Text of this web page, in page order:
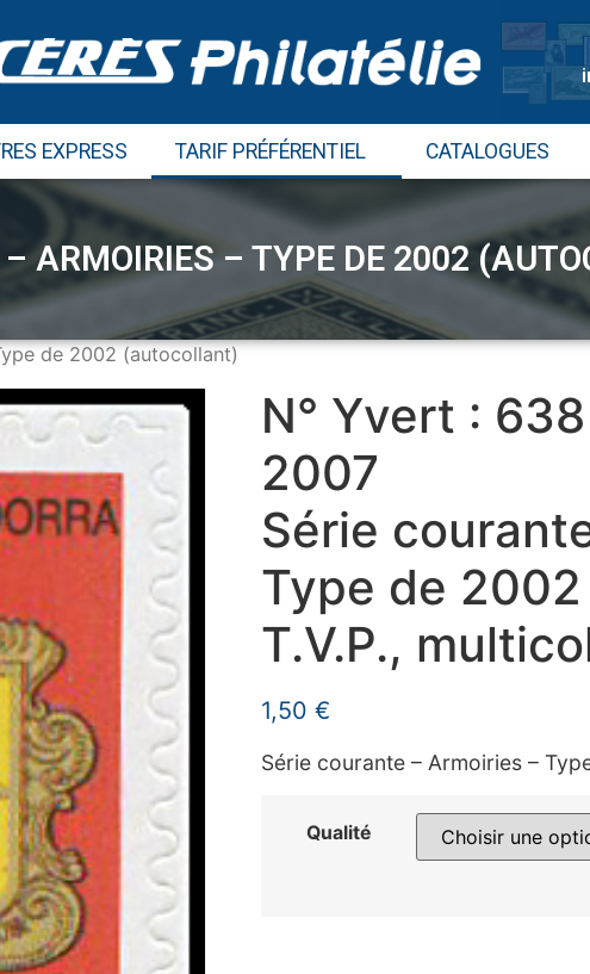
EXPRESS TARIF PRÉFÉRENTIEL CATALOGUES
– ARMOIRIES – TYPE DE 2002
de 2002 (autocollant)
N° Yvert :
2007
Série
Type de
T.V.P.,
1,50 €
Série courante – Armoiries –
Qualité